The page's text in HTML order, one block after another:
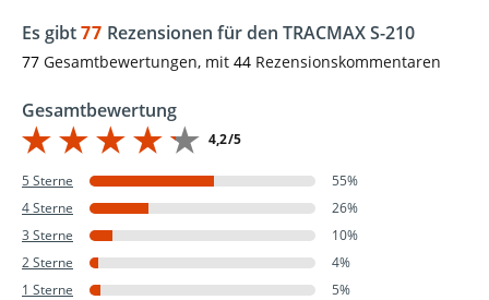
Es gibt77 Rezensionen für den TRACMAX S-210
77 Gesamtbewertungen, mit 44 Rezensionskommentaren
Gesamtbewertung
4,2/5
5 Sterne
55%
4 Sterne
26%
3 Sterne
10%
2 Sterne
4%
1 Sterne
5%